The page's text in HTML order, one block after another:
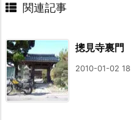
関連記事
摠見寺裏
2010-01-02